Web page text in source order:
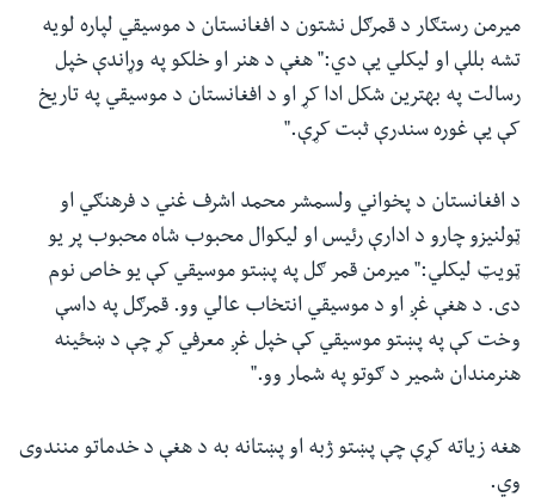
میرمن رستګار د قمرګل نشتون د افغانستان د موسیقي لپاره لویه
تشه بللې او لیکلي یې دي:" هغې د هنر او خلکو په وړاندې خپل
رسالت په بهترین شکل ادا کړ او د افغانستان د موسیقي په تاریخ
کې یې غوره سندرې ثبت کړې."
د افغانستان د پخواني ولسمشر محمد اشرف غني د فرهنګي او
ټولنیزو چارو د ادارې رئیس او لیکوال محبوب شاه محبوب پر یو
ټویټ لیکلي:" میرمن قمر ګل په پښتو موسیقي کې یو خاص نوم
دی. د هغې غږ او د موسیقي انتخاب عالي وو. قمرګل په داسې
وخت کې په پښتو موسیقي کې خپل غږ معرفي کړ چې د ښځینه
هنرمندان شمیر د ګوتو په شمار وو."
هغه زیاته کړې چې پښتو ژبه او پښتانه به د هغې د خدماتو منندوی
وي.